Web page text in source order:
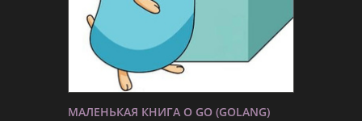
МАЛЕНЬКАЯ КНИГА О GO (GOLANG)